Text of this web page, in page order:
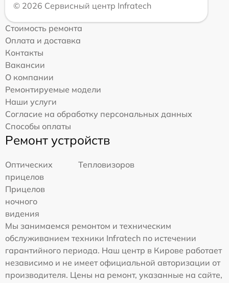
© 2026 Сервисный центр Infratech
Стоимость ремонта
Оплата и доставка
Контакты
Вакансии
О компании
Ремонтируемые модели
Наши услуги
Согласие на обработку персональных данных
Способы оплаты
Ремонт устройств
Оптических
прицелов
Тепловизоров
Прицелов
ночного
видения
Мы занимаемся ремонтом и техническим
обслуживанием техники Infratech по истечении
гарантийного периода. Наш центр в Кирове работает
независимо и не имеет официальной авторизации от
производителя. Цены на ремонт, указанные на сайте,